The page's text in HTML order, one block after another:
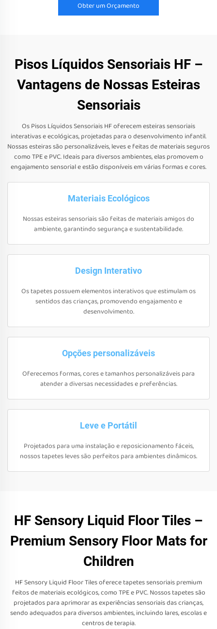
Obter um Orçamento
Pisos Líquidos Sensoriais HF –
Vantagens de Nossas Esteiras
Sensoriais
Os Pisos Líquidos Sensoriais HF oferecem esteiras sensoriais
interativas e ecológicas, projetadas para o desenvolvimento infantil.
Nossas esteiras são personalizáveis, leves e feitas de materiais seguros
como TPE e PVC. Ideais para diversos ambientes, elas promovem o
engajamento sensorial e estão disponíveis em várias formas e cores.
Materiais Ecológicos
Nossas esteiras sensoriais são feitas de materiais amigos do
ambiente, garantindo segurança e sustentabilidade.
Design Interativo
Os tapetes possuem elementos interativos que estimulam os
sentidos das crianças, promovendo engajamento e
desenvolvimento.
Opções personalizáveis
Oferecemos formas, cores e tamanhos personalizáveis para
atender a diversas necessidades e preferências.
Leve e Portátil
Projetados para uma instalação e reposicionamento fáceis,
nossos tapetes leves são perfeitos para ambientes dinâmicos.
HF Sensory Liquid Floor Tiles –
Premium Sensory Floor Mats for
Children
HF Sensory Liquid Floor Tiles oferece tapetes sensoriais premium
feitos de materiais ecológicos, como TPE e PVC. Nossos tapetes são
projetados para aprimorar as experiências sensoriais das crianças,
sendo adequados para diversos ambientes, incluindo lares, escolas e
centros de terapia.